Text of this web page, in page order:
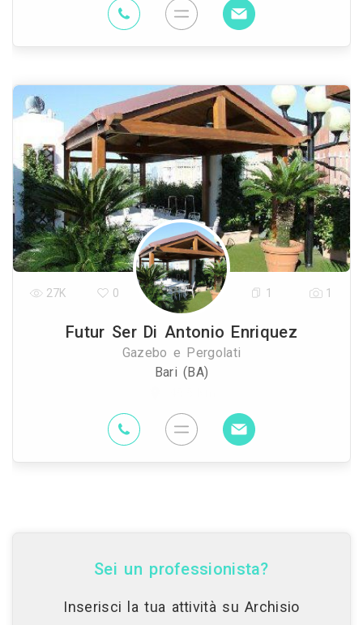
Futur Ser Di Antonio Enriquez
Gazebo e Pergolati
Bari (BA)
27K 0 1 1
Sei un professionista?
Inserisci la tua attività su Archisio